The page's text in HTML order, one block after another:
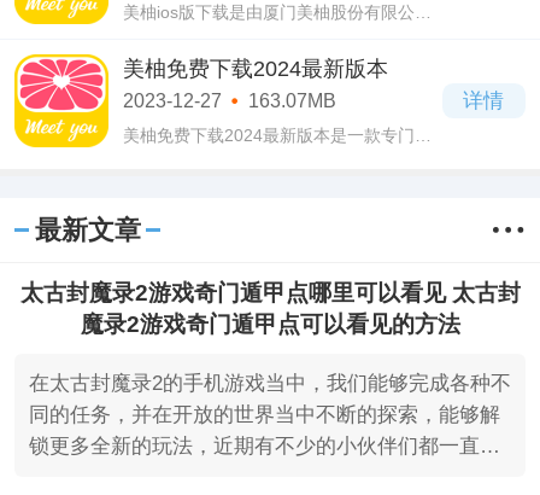
美柚ios版下载是由厦门美柚股份有限公司
下载软件界面打造的十分简洁清爽，操作
上简单易上手，随时随地都可以进去使
用，为你
美柚免费下载2024最新版本
2023-12-27 163.07MB
美柚免费下载2024最新版本是一款专门为
而且还
详情
最新文章
太古封魔录2游戏奇门遁甲点哪里可以看见 太古封
魔录2游戏奇门遁甲点可以看见的方法
在太古封魔录2的手机游戏当中，我们能够完成各种不
同的任务，并在开放的世界当中不断的探索，能够解
锁更多全新的玩法，近期有不少的小伙伴们都一直很